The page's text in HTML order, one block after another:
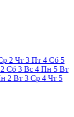
2 Чт 3 Пт 4 Сб 5
2 Сб 3 Вс 4 Пн 5 Вт
2 Вт 3 Ср 4 Чт 5